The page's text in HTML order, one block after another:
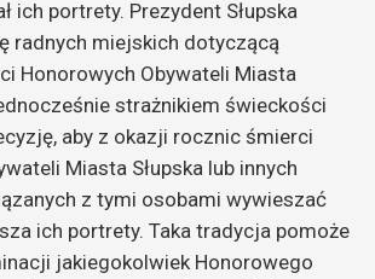
ich portrety. Prezydent Słupska
radnych miejskich dotyczącą
Honorowych Obywateli Miasta
strażnikiem świeckości
aby z okazji rocznic śmierci
Miasta Słupska lub innych
z tymi osobami wywieszać
ich portrety. Taka tradycja pomoże
jakiegokolwiek Honorowego